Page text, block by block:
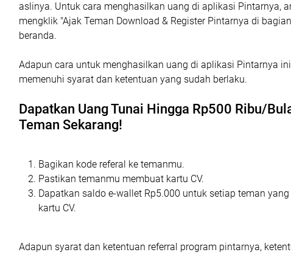
aslinya. Untuk cara menghasilkan uang di aplikasi Pintarnya,
mengklik "Ajak Teman Download & Register Pintarnya di
beranda.
Adapun cara untuk menghasilkan uang di aplikasi Pintarnya
memenuhi syarat dan ketentuan yang sudah berlaku.
Dapatkan Uang Tunai Hingga Rp500 Ribu/
Teman Sekarang!
Bagikan kode referal ke temanmu.
Pastikan temanmu membuat kartu CV.
Dapatkan saldo e-wallet Rp5.000 untuk setiap teman
kartu CV.
Adapun syarat dan ketentuan referral program pintarnya,